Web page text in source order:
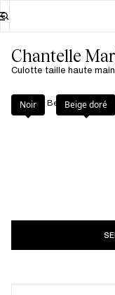
Chantelle
Culotte taille haute
Couleur Beige doré
Noir Beige doré